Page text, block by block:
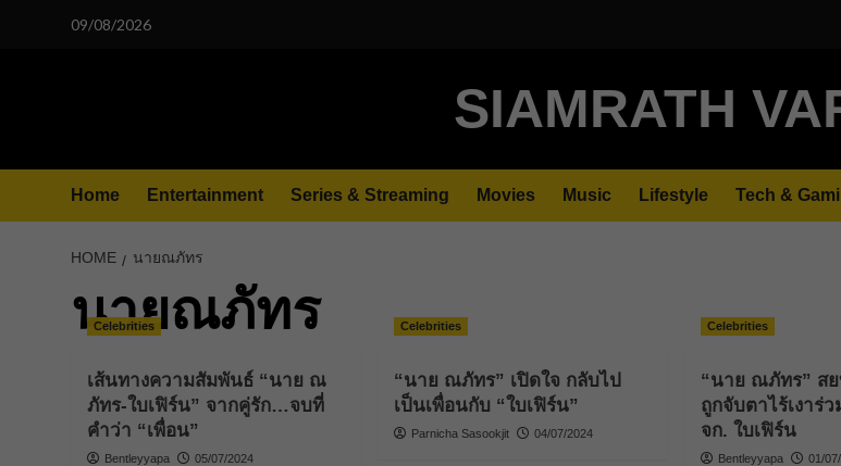
09/08/2026
SIAMRATH
Home Entertainment Series & Streaming Movies Music Lifestyle Tech &
HOME นายณภัทร
นายณภัทร
Celebrities
เส้นทางความสัมพันธ์ “นาย ณ
ภัทร-ใบเฟิร์น” จากคู่รัก…จบที่
คำว่า “เพื่อน”
Bentleyyapa 05/07/2024
Celebrities
“นาย ณภัทร” เปิดใจ กลับไป
เป็นเพื่อนกับ “ใบเฟิร์น”
Parnicha Sasookjit 04/07/2024
Celebrities
“นาย ณภัทร” ส
ถูกจับตาไร้เงาร่
จก. ใบเฟิร์น
Bentleyyapa
01/